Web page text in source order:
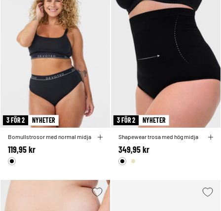
3 FÖR 2 NYHETER
Bomullstrosor med normal midja
119,95 kr
3 FÖR 2 NYHETER
Shapewear trosa med hög midja
349,95 kr